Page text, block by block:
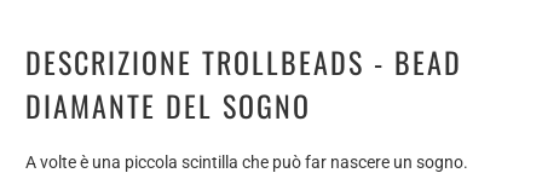
DESCRIZIONE TROLLBEADS - BEAD
DIAMANTE DEL SOGNO
A volte è una piccola scintilla che può far nascere un sogno.